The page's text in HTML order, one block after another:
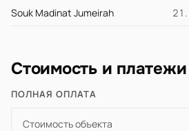
Souk Madinat Jumeirah
Стоимость и платежи
ПОЛНАЯ ОПЛАТА
Стоимость объекта